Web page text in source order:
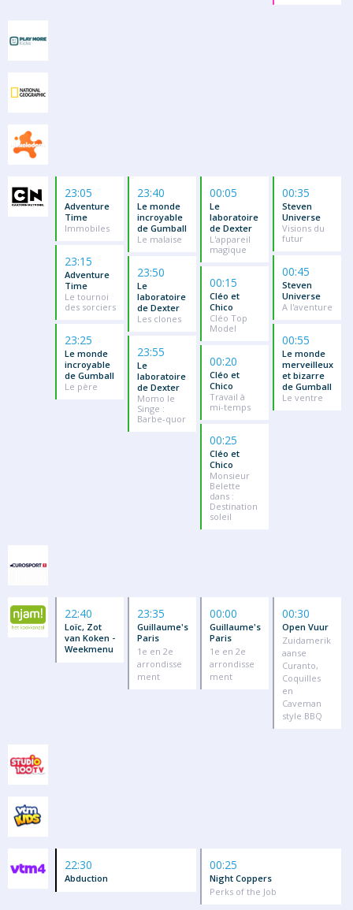
23:05
Adventure
Time
Immobiles
23:15
Adventure
Time
Le tournoi
des sorciers
23:25
Le monde
incroyable
de Gumball
Le père
23:40
Le monde
incroyable
de Gumball
Le malaise
23:50
Le
laboratoire
de Dexter
Les clones
23:55
Le
laboratoire
de Dexter
Momo le
Singe :
Barbe-quor
00:05
Le
laboratoire
de Dexter
L'appareil
magique
00:15
Cléo et
Chico
Cléo Top
Model
00:20
Cléo et
Chico
Travail à
mi-temps
00:25
Cléo et
Chico
Monsieur
Belette
dans :
Destination
soleil
00:35
Steven
Universe
Visions du
futur
00:45
Steven
Universe
A l'aventure
00:55
Le monde
merveilleux
et bizarre
de Gumball
Le ventre
22:40
Loïc, Zot
van Koken -
Weekmenu
23:35
Guillaume's
Paris
1e en 2e
arrondisse
ment
00:00
Guillaume's
Paris
1e en 2e
arrondisse
ment
00:30
Open Vuur
Zuidamerik
aanse
Curanto,
Coquilles
en
Caveman
style BBQ
22:30
Abduction
00:25
Night Coppers
Perks of the Job